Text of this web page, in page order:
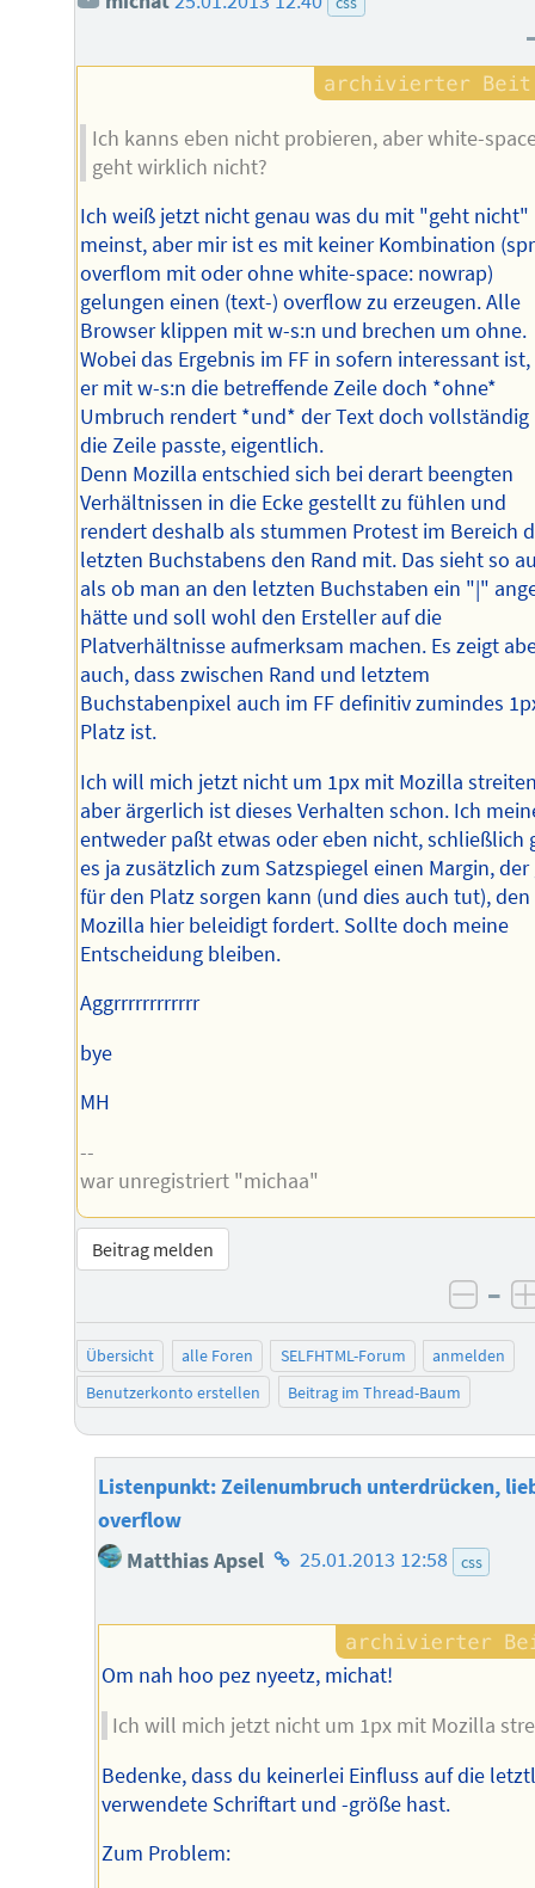
Ich kanns eben nicht probieren, aber white-
geht wirklich nicht?
Ich weiß jetzt nicht genau was du mit "geht nicht"
meinst, aber mir ist es mit keiner Kombination
overflom mit oder ohne white-space: nowrap)
gelungen einen (text-) overflow zu erzeugen. Alle
Browser klippen mit w-s:n und brechen um ohne.
Wobei das Ergebnis im FF in sofern interessant
er mit w-s:n die betreffende Zeile doch *ohne*
Umbruch rendert *und* der Text doch vollständig
die Zeile passte, eigentlich.
Denn Mozilla entschied sich bei derart beengten
Verhältnissen in die Ecke gestellt zu fühlen und
rendert deshalb als stummen Protest im Bereich
letzten Buchstabens den Rand mit. Das sieht so
als ob man an den letzten Buchstaben ein "|"
hätte und soll wohl den Ersteller auf die
Platverhältnisse aufmerksam machen. Es zeigt
auch, dass zwischen Rand und letztem
Buchstabenpixel auch im FF definitiv zumindes
Platz ist.
Ich will mich jetzt nicht um 1px mit Mozilla
aber ärgerlich ist dieses Verhalten schon. Ich
entweder paßt etwas oder eben nicht, schließlich
es ja zusätzlich zum Satzspiegel einen Margin, der
für den Platz sorgen kann (und dies auch tut), den
Mozilla hier beleidigt fordert. Sollte doch meine
Entscheidung bleiben.
Aggrrrrrrrrrrrr
bye
MH
--
war unregistriert "michaa"
Beitrag melden
–
Übersicht alle Foren SELFHTML-Forum
anmelden
Benutzerkonto erstellen
Beitrag im Thread-Baum
Listenpunkt: Zeilenumbruch unterdrücken,
overflow
Matthias Apsel Homepage
Autors
25.01.2013 12:58 css
Om nah hoo pez nyeetz, michat!
Ich will mich jetzt nicht um 1px mit Mozilla
Bedenke, dass du keinerlei Einfluss auf die
verwendete Schriftart und -größe hast.
Zum Problem: